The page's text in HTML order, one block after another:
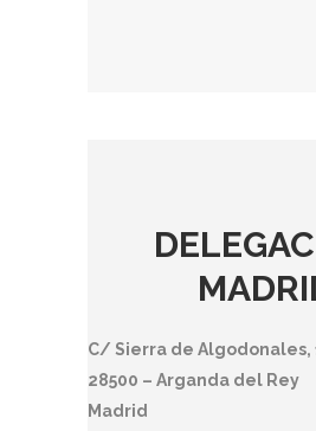
C/ Sierra de Algodonales,
28500 – Arganda del Rey
Madrid